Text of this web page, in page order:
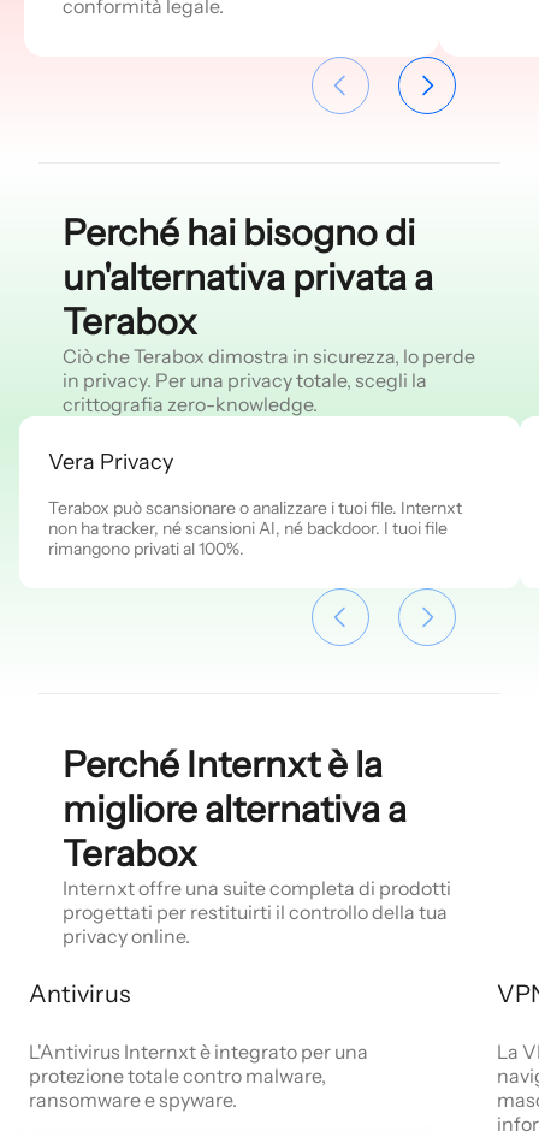
conformità legale.
Perché hai bisogno di
un'alternativa privata a
Terabox
Ciò che Terabox dimostra in sicurezza, lo perde
in privacy. Per una privacy totale, scegli la
crittografia zero-knowledge.
Vera Privacy
Terabox può scansionare o analizzare i tuoi file. Internxt
non ha tracker, né scansioni AI, né backdoor. I tuoi file
rimangono privati al 100%.
Perché Internxt è la
migliore alternativa a
Terabox
Internxt offre una suite completa di prodotti
progettati per restituirti il controllo della tua
privacy online.
Antivirus
L'Antivirus Internxt è integrato per una
protezione totale contro malware,
ransomware e spyware.
La